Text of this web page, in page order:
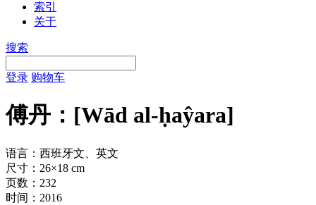
索引
关于
搜索
登录 购物车
傅丹：[Wād al-ḥaŷara]
语言：西班牙文、英文
尺寸：26×18 cm
页数：232
时间：2016